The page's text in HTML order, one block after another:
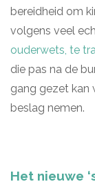
bereidheid om
volgens veel
ouderwets, te
die pas na de
gang gezet kan
beslag nemen.
Het nieuwe